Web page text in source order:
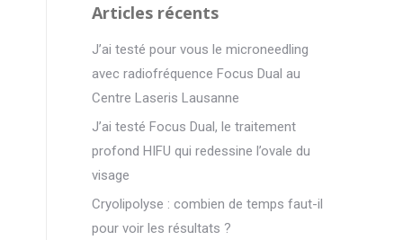
Articles récents
J’ai testé pour vous le microneedling
avec radiofréquence Focus Dual au
Centre Laseris Lausanne
J’ai testé Focus Dual, le traitement
profond HIFU qui redessine l’ovale du
visage
Cryolipolyse : combien de temps faut-il
pour voir les résultats ?